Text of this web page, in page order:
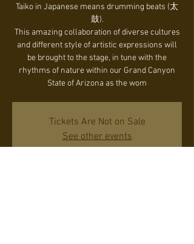
Taiko in Japanese means drumming beats (太
鼓).
This amazing collaboration of diverse cultures
and different style of artistic expressions will
be brought to the stage, in tune with the
rhythms of nature within our Grand Canyon
State of Arizona as the wom
Tickets Are Not on Sale
See other events